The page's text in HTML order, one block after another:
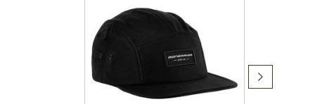
Produit